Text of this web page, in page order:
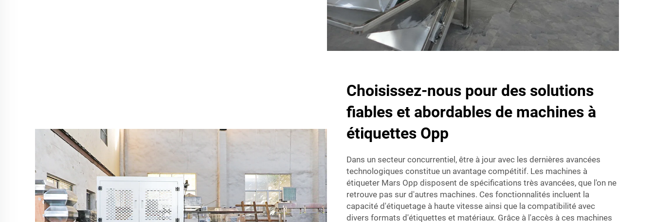
Choisissez-nous pour des solutions
fiables et abordables de machines à
étiquettes Opp
Dans un secteur concurrentiel, être à jour avec les dernières avancées
technologiques constitue un avantage compétitif. Les machines à
étiqueter Mars Opp disposent de spécifications très avancées, que l'on ne
retrouve pas sur d'autres machines. Ces fonctionnalités incluent la
capacité d'étiquetage à haute vitesse ainsi que la compatibilité avec
divers formats d'étiquettes et matériaux. Grâce à l'accès à ces machines